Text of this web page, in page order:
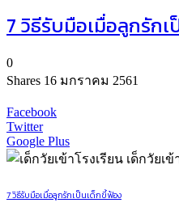
7 วิธีรับมือเมื่อลูกรัก
0
Shares 16 มกราคม 2561
Facebook
Twitter
Google Plus
เด็กวัยเข้
7 วิธีรับมือเมื่อลูกรักเป็นเด็กขี้ฟ้อง